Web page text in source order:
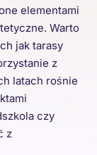
elementami
Warto
jak tarasy
z
latach rośnie
czy
z